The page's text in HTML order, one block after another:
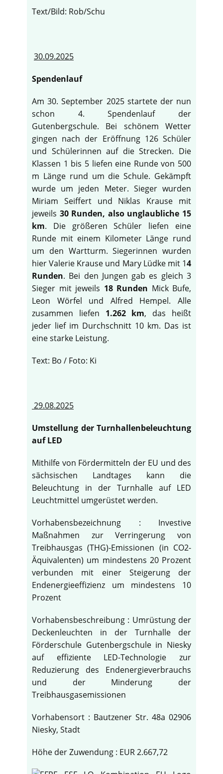
Text/Bild: Rob/Schu
30.09.2025
Spendenlauf
Am 30. September 2025 startete der nun
schon 4. Spendenlauf der
Gutenbergschule. Bei schönem Wetter
gingen nach der Eröffnung 126 Schüler
und Schülerinnen auf die Strecken. Die
Klassen 1 bis 5 liefen eine Runde von 500
m Länge rund um die Schule. Gekämpft
wurde um jeden Meter. Sieger wurden
Miriam Seiffert und Niklas Krause mit
jeweils 30 Runden, also unglaubliche 15
km. Die größeren Schüler liefen eine
Runde mit einem Kilometer Länge rund
um den Wartturm. Siegerinnen wurden
hier Valerie Krause und Mary Lüdke mit 14
Runden. Bei den Jungen gab es gleich 3
Sieger mit jeweils 18 Runden Mick Bufe,
Leon Wörfel und Alfred Hempel. Alle
zusammen liefen 1.262 km, das heißt
jeder lief im Durchschnitt 10 km. Das ist
eine starke Leistung.
Text: Bo / Foto: Ki
29.08.2025
Umstellung der Turnhallenbeleuchtung
auf LED
Mithilfe von Fördermitteln der EU und des
sächsischen Landtages kann die
Beleuchtung in der Turnhalle auf LED
Leuchtmittel umgerüstet werden.
Vorhabensbezeichnung : Investive
Maßnahmen zur Verringerung von
Treibhausgas (THG)-Emissionen (in CO2-
Äquivalenten) um mindestens 20 Prozent
verbunden mit einer Steigerung der
Endenergieeffizienz um mindestens 10
Prozent
Vorhabensbeschreibung : Umrüstung der
Deckenleuchten in der Turnhalle der
Förderschule Gutenbergschule in Niesky
auf effiziente LED-Technologie zur
Reduzierung des Endenergieverbrauchs
und der Minderung der
Treibhausgasemissionen
Vorhabensort : Bautzener Str. 48a 02906
Niesky, Stadt
Höhe der Zuwendung : EUR 2.667,72